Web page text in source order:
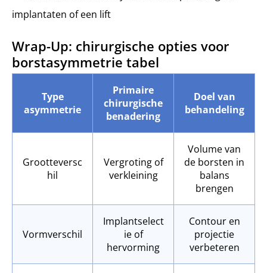
implantaten of een lift
Wrap-Up: chirurgische opties voor
borstasymmetrie tabel
Type
asymmetrie
Primaire
chirurgische
benadering
Doel van
behandeling
Grootteversc
hil
Vergroting of
verkleining
Volume van
de borsten in
balans
brengen
Vormverschil
Implantselect
ie of
hervorming
Contour en
projectie
verbeteren